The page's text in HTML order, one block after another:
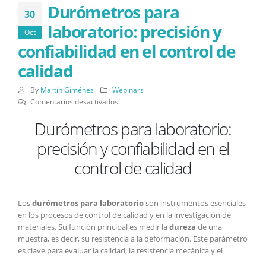
30
Oct
Durómetros para
laboratorio: precisión y
confiabilidad en el control de
calidad
By Martín Giménez
Webinars
Comentarios desactivadosen
para
laboratorio:
precisión
y
confiabilidad
control
de
calidad
Durómetros para laboratorio:
precisión y confiabilidad en el
control de calidad
Losdurómetros para laboratorioson instrumentos esenciales
en los procesos de control de calidad y en la investigación de
materiales. Su función principal es medir ladureza de una
muestra, es decir, su resistencia a la deformación. Este parámetro
es clave para evaluar la calidad, la resistencia mecánica y el